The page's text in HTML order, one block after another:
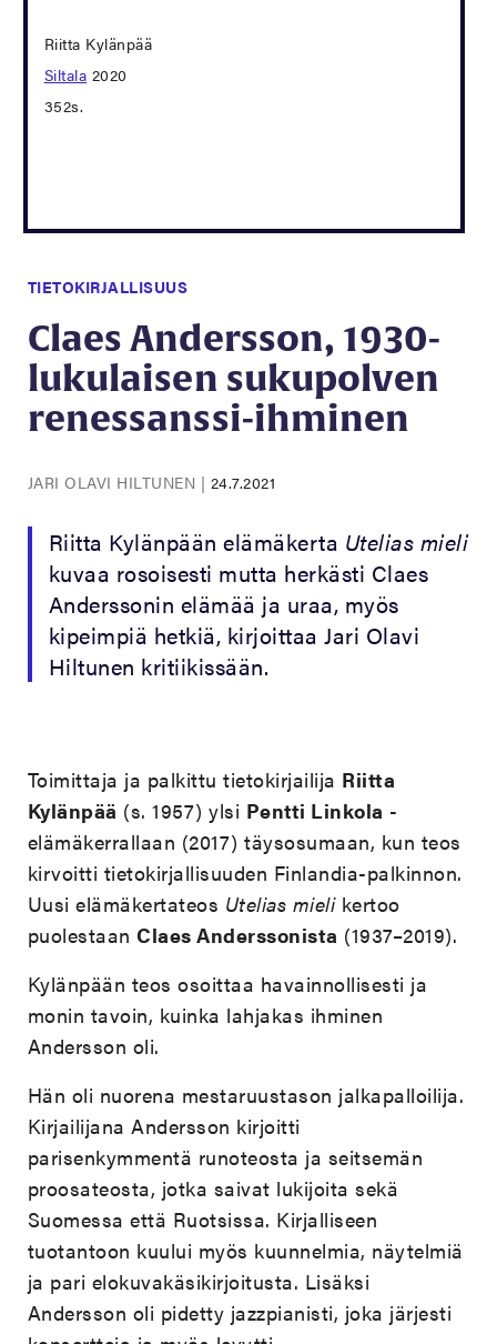
Riitta Kylänpää
Siltala 2020
352s.
TIETOKIRJALLISUUS
Claes Andersson, 1930-
lukulaisen sukupolven
renessanssi-ihminen
JARI OLAVI HILTUNEN | 24.7.2021
Riitta Kylänpään elämäkerta Utelias mieli
kuvaa rosoisesti mutta herkästi Claes
Anderssonin elämää ja uraa, myös
kipeimpiä hetkiä, kirjoittaa Jari Olavi
Hiltunen kritiikissään.
Toimittaja ja palkittu tietokirjailija Riitta
Kylänpää (s. 1957) ylsi Pentti Linkola -
elämäkerrallaan (2017) täysosumaan, kun teos
kirvoitti tietokirjallisuuden Finlandia-palkinnon.
Uusi elämäkertateos Utelias mielikertoo
puolestaanClaes Anderssonista (1937–2019).
Kylänpään teos osoittaa havainnollisesti ja
monin tavoin, kuinka lahjakas ihminen
Andersson oli.
Hän oli nuorena mestaruustason jalkapalloilija.
Kirjailijana Andersson kirjoitti
parisenkymmentä runoteosta ja seitsemän
proosateosta, jotka saivat lukijoita sekä
Suomessa että Ruotsissa. Kirjalliseen
tuotantoon kuului myös kuunnelmia, näytelmiä
ja pari elokuvakäsikirjoitusta. Lisäksi
Andersson oli pidetty jazzpianisti, joka järjesti